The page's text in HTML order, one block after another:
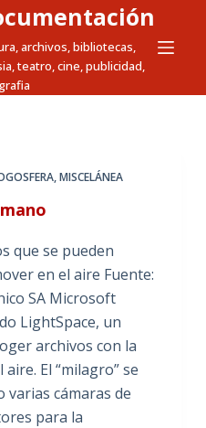
archivos, bibliotecas,
teatro, cine, publicidad,
,MISCELÁNEA
que se pueden
en el aire Fuente:
SA Microsoft
LightSpace, un
archivos con la
El “milagro” se
varias cámaras de
para la